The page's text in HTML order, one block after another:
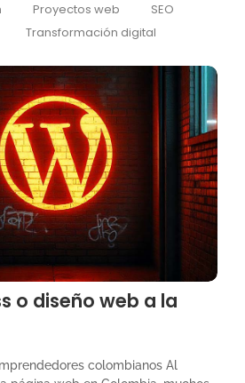
Proyectos web
SEO
Transformación digital
o diseño web a la
colombianos Al